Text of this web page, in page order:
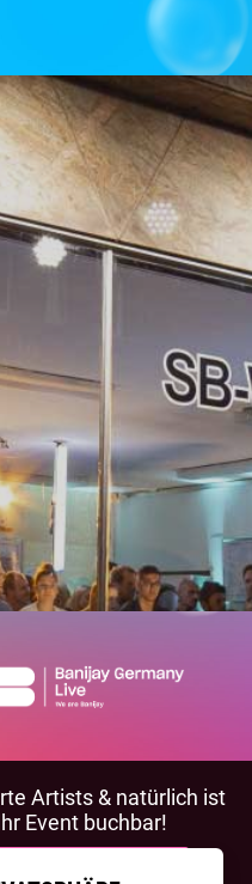
Artists & natürlich ist
Event buchbar!